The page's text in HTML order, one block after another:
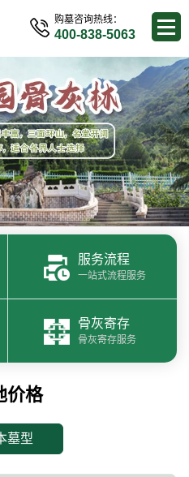
购墓咨询热线：
400-838-5063
服务流程
一站式流程服务
骨灰寄存
骨灰寄存服务
价格
墓型